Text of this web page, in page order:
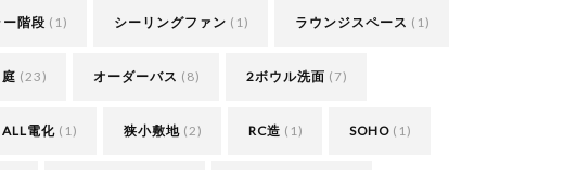
階段 (1) シーリングファン (1) ラウンジスペース (1)
(23) オーダーバス (8) 2ボウル洗面 (7)
ALL電化 (1) 狭小敷地 (2) RC造 (1) SOHO (1)